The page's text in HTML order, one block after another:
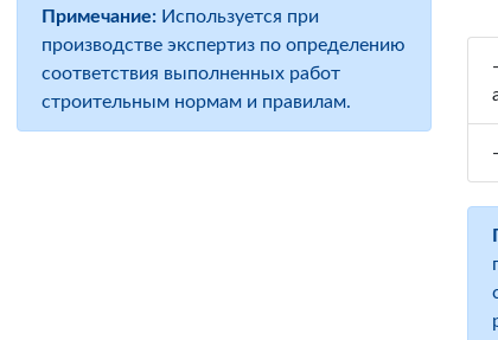
Примечание: Используется при
производстве экспертиз по определению
соответствия выполненных работ
строительным нормам и правилам.